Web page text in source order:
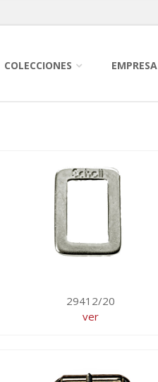
COLECCIONES EMPRESA
29412/20
ver